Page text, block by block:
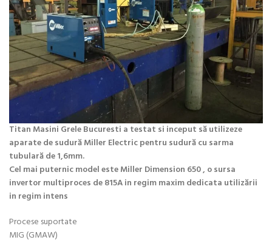
Titan Masini Grele Bucuresti a testat si inceput să utilizeze
aparate de sudură Miller Electric pentru sudură cu sarma
tubulară de 1,6mm.
Cel mai puternic model este Miller Dimension 650 , o sursa
invertor multiproces de 815A in regim maxim dedicata utilizării
in regim intens
Procese suportate
MIG (GMAW)